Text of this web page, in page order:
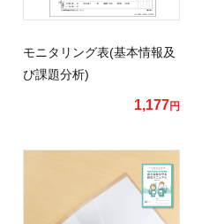
モニタリング表(基本情報及
び課題分析)
1,177円